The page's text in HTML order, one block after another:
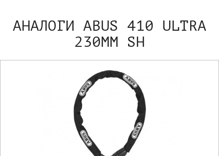
АНАЛОГИ ABUS 410 ULTRA
230ММ SH